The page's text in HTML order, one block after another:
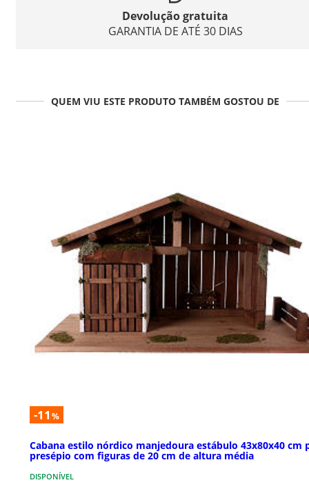
Devolução gratuita
GARANTIA DE ATÉ 30 DIAS
QUEM VIU ESTE PRODUTO TAMBÉM GOSTOU DE
-11 %
Cabana estilo nórdico manjedoura estábulo 43x80x40 cm
presépio com figuras de 20 cm de altura média
DISPONÍVEL